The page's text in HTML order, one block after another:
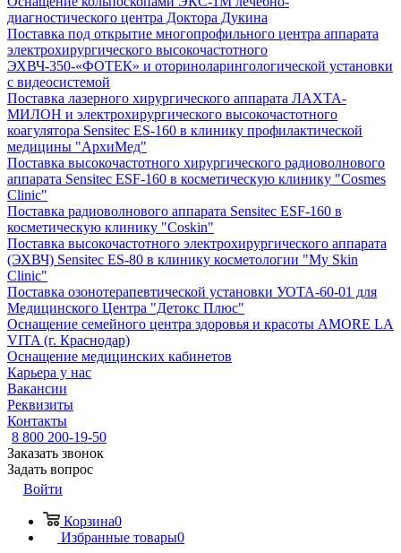
диагностического центра Доктора Дукина
Поставка под открытие многопрофильного центра аппарата
электрохирургического высокочастотного
ЭХВЧ-350-«ФОТЕК» и оториноларингологической установки
с видеосистемой
Поставка лазерного хирургического аппарата ЛАХТА-
МИЛОН и электрохирургического высокочастотного
коагулятора Sensitec ES-160 в клинику профилактической
медицины "АрхиМед"
Поставка высокочастотного хирургического радиоволнового
аппарата Sensitec ESF-160 в косметическую клинику "Cosmes
Clinic"
Поставка радиоволнового аппарата Sensitec ESF-160 в
косметическую клинику "Coskin"
Поставка высокочастотного электрохирургического аппарата
(ЭХВЧ) Sensitec ES-80 в клинику косметологии "My Skin
Clinic"
Поставка озонотерапевтической установки УОТА-60-01 для
Медицинского Центра "Детокс Плюс"
Оснащение семейного центра здоровья и красоты AMORE LA
VITA (г. Краснодар)
Оснащение медицинских кабинетов
Карьера у нас
Вакансии
Реквизиты
Контакты
8 800 200-19-50
Заказать звонок
Задать вопрос
Войти
Корзина0
Избранные товары0